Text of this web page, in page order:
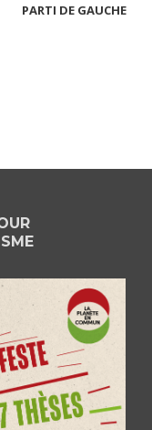
PARTI DE GAUCHE